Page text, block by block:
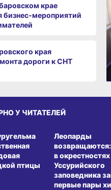
крае
бизнес‑мероприятий
края
дороги к СНТ
У ЧИТАТЕЛЕЙ
птицы
Леопарды
возвращаются:
в окрестностях
Уссурийского
заповедника
первые пары